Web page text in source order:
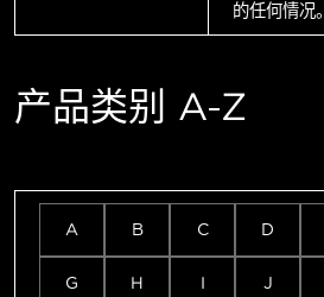
的任何情况。
产品类别 A-Z
A B C D
G H I J